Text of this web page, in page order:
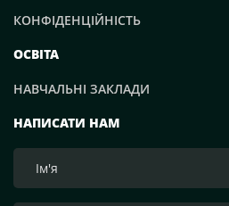
НАПИСАТИ НАМ
КОНФІДЕНЦІЙНІСТЬ
ОСВІТА
НАВЧАЛЬНІ ЗАКЛАДИ